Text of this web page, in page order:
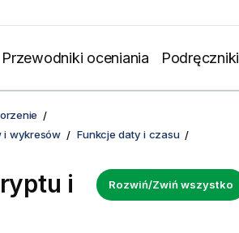
Przewodniki oceniania Podręczniki
i wykresów Funkcje daty i czasu
Rozwiń/Zwiń wszystko
i